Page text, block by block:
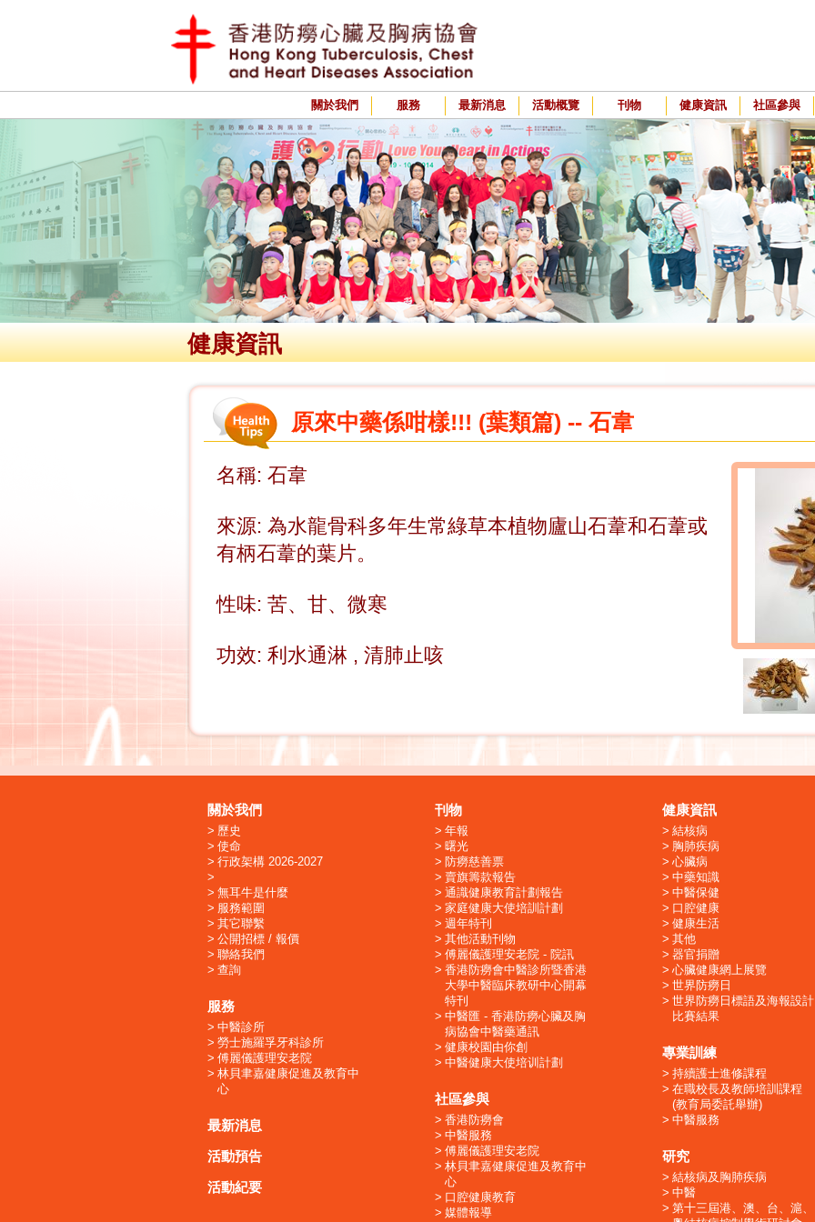
關於我們 服務 最新消息 活動概覽 刊物 健康資訊 社區參與
健康資訊
原來中藥係咁樣!!! (葉類篇) -- 石韋
名稱: 石韋
來源: 為水龍骨科多年生常綠草本植物廬山石葦和石葦或
有柄石葦的葉片。
性味: 苦、甘、微寒
功效: 利水通淋 , 清肺止咳
關於我們
歷史
使命
行政架構 2026-2027
無耳牛是什麼
服務範圍
其它聯繫
公開招標 / 報價
聯絡我們
查詢
服務
中醫診所
勞士施羅孚牙科診所
傅麗儀護理安老院
林貝聿嘉健康促進及教育中
心
最新消息
活動預告
活動紀要
刊物
年報
曙光
防癆慈善票
賣旗籌款報告
通識健康教育計劃報告
家庭健康大使培訓計劃
週年特刊
其他活動刊物
傅麗儀護理安老院 - 院訊
香港防癆會中醫診所暨香港
大學中醫臨床教研中心開幕
特刊
中醫匯 - 香港防癆心臟及胸
病協會中醫藥通訊
健康校園由你創
中醫健康大使培训計劃
社區參與
香港防癆會
中醫服務
傅麗儀護理安老院
林貝聿嘉健康促進及教育中
心
口腔健康教育
媒體報導
健康資訊
結核病
胸肺疾病
心臟病
中藥知識
中醫保健
口腔健康
健康生活
其他
器官捐贈
心臟健康網上展覽
世界防癆日
世界防癆日標語及海報設計
比賽結果
專業訓練
持續護士進修課程
在職校長及教師培訓課程
(教育局委託舉辦)
中醫服務
研究
結核病及胸肺疾病
中醫
第十三屆港、澳、台、滬、